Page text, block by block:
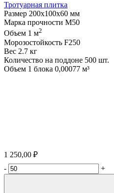
Тротуарная плитка
Размер 200х100х60 мм
Марка прочности М50
Объем 1 м2
Морозостойкость F250
Вес 2.7 кг
Количество на поддоне 500 шт.
Объем 1 блока 0,00077 м³
1 250,00 ₽
-
+